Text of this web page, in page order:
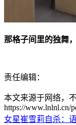
那格子间里的独舞
责任编辑：
本文来源于网络，
https://www.lnlnl.cn/
女星崔雪莉自杀：